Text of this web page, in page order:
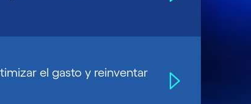
el gasto y reinventar